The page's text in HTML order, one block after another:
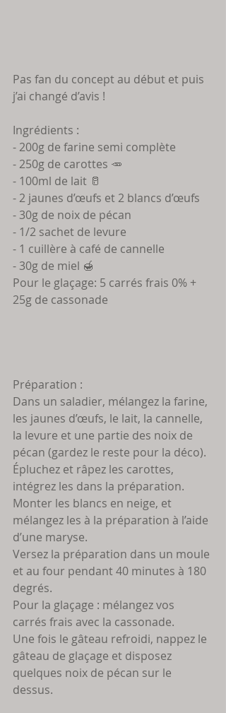
Pas fan du concept au début et puis
j’ai changé d’avis !
Ingrédients :
- 200g de farine semi complète
- 250g de carottes 🥕
- 100ml de lait 🥛
- 2 jaunes d’œufs et 2 blancs d’œufs
- 30g de noix de pécan
- 1/2 sachet de levure
- 1 cuillère à café de cannelle
- 30g de miel 🍯
Pour le glaçage: 5 carrés frais 0% +
25g de cassonade
Préparation :
Dans un saladier, mélangez la farine,
les jaunes d’œufs, le lait, la cannelle,
la levure et une partie des noix de
pécan (gardez le reste pour la déco).
Épluchez et râpez les carottes,
intégrez les dans la préparation.
Monter les blancs en neige, et
mélangez les à la préparation à l’aide
d’une maryse.
Versez la préparation dans un moule
et au four pendant 40 minutes à 180
degrés.
Pour la glaçage : mélangez vos
carrés frais avec la cassonade.
Une fois le gâteau refroidi, nappez le
gâteau de glaçage et disposez
quelques noix de pécan sur le
dessus.